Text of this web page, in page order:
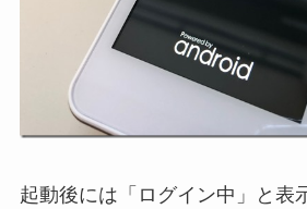
起動後には「ログイン中」と表